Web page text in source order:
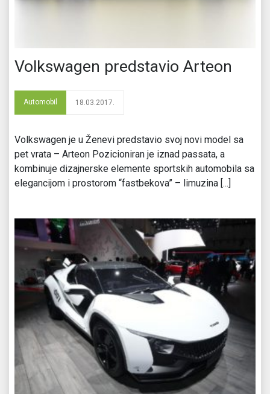
Volkswagen predstavio Arteon
Automobil 18.03.2017.
Volkswagen je u Ženevi predstavio svoj novi model sa
pet vrata – Arteon Pozicioniran je iznad passata, a
kombinuje dizajnerske elemente sportskih automobila sa
elegancijom i prostorom “fastbekova” – limuzina [...]